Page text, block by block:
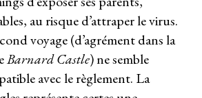
au risque d’attraper le virus.
voyage (d’agrément dans la
Barnard Castle) ne semble
avec le règlement. La